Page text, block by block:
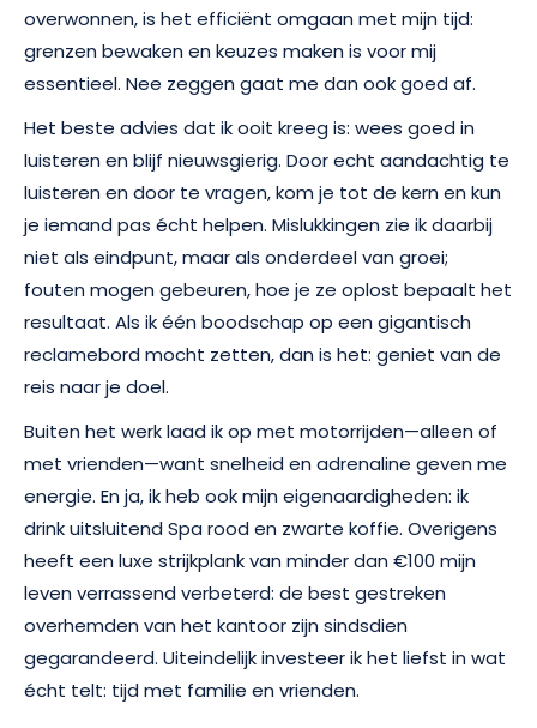
overwonnen, is het efficiënt omgaan met mijn tijd:
grenzen bewaken en keuzes maken is voor mij
essentieel. Nee zeggen gaat me dan ook goed af.
Het beste advies dat ik ooit kreeg is: wees goed in
luisteren en blijf nieuwsgierig. Door echt aandachtig te
luisteren en door te vragen, kom je tot de kern en kun
je iemand pas écht helpen. Mislukkingen zie ik daarbij
niet als eindpunt, maar als onderdeel van groei;
fouten mogen gebeuren, hoe je ze oplost bepaalt het
resultaat. Als ik één boodschap op een gigantisch
reclamebord mocht zetten, dan is het: geniet van de
reis naar je doel.
Buiten het werk laad ik op met motorrijden—alleen of
met vrienden—want snelheid en adrenaline geven me
energie. En ja, ik heb ook mijn eigenaardigheden: ik
drink uitsluitend Spa rood en zwarte koffie. Overigens
heeft een luxe strijkplank van minder dan €100 mijn
leven verrassend verbeterd: de best gestreken
overhemden van het kantoor zijn sindsdien
gegarandeerd. Uiteindelijk investeer ik het liefst in wat
écht telt: tijd met familie en vrienden.